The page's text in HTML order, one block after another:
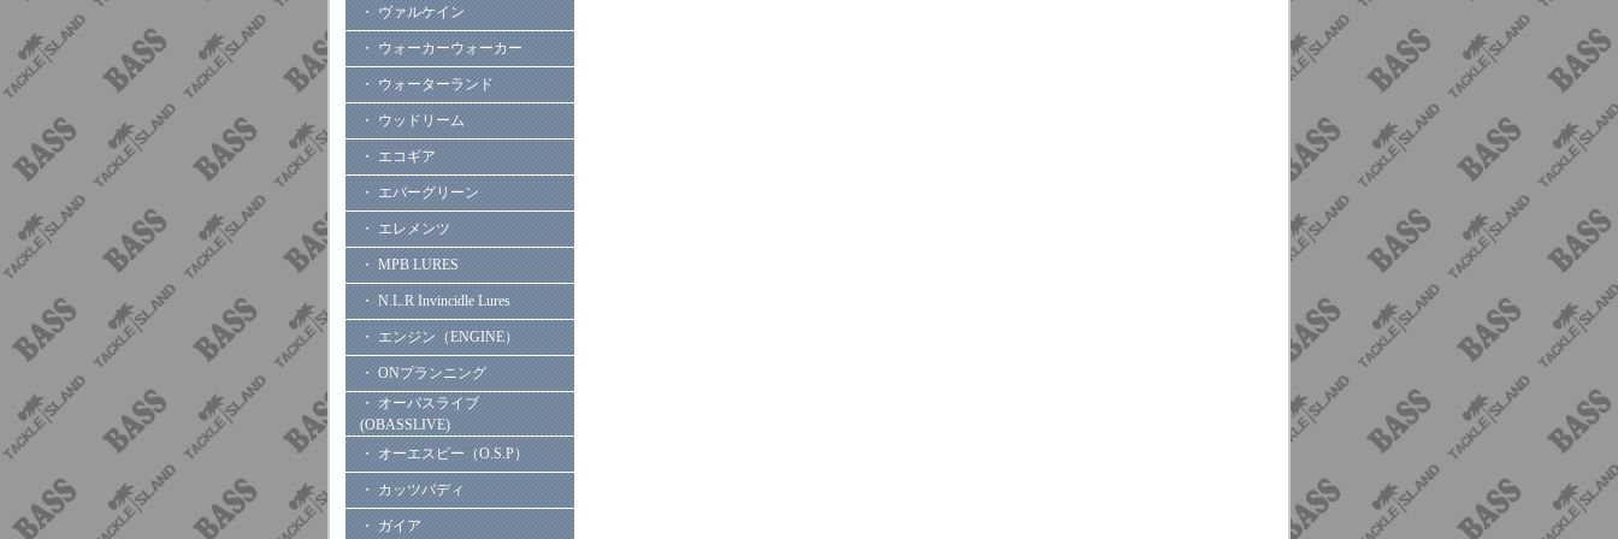
・ ヴァルケイン
・ ウォーカーウォーカー
・ ウォーターランド
・ ウッドリーム
・ エコギア
・ エバーグリーン
・ エレメンツ
・ MPB LURES
・ N.L.R Invincidle Lures
・ エンジン（ENGINE）
・ ONプランニング
・ オーバスライブ
(OBASSLIVE)
・ オーエスピー（O.S.P）
・ カッツバディ
・ ガイア